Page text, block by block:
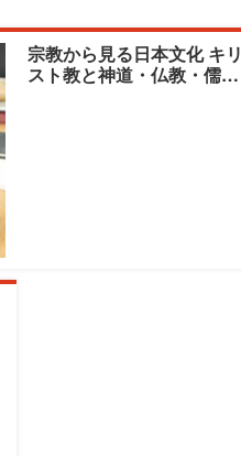
宗教から見る日本文化 キリ
スト教と神道・仏教・儒教